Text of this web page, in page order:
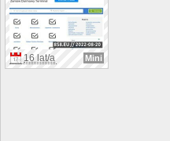
16 lat/a Mini